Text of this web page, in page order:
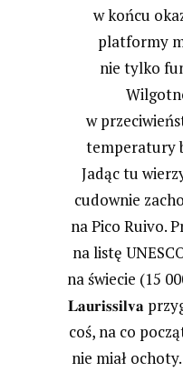
w końcu
platformy
nie tylko
w
temperatury
Jadąc tu
cudownie
na Pico Ruivo.
na listę
na świecie (15
𝐋𝐚𝐮𝐫𝐢𝐬𝐬𝐢𝐥𝐯𝐚
coś, na co
nie miał